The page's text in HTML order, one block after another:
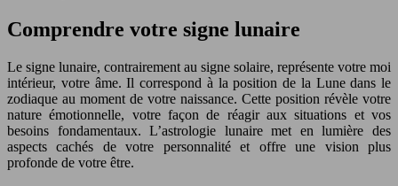
Comprendre votre signe lunaire
Le signe lunaire, contrairement au signe solaire, représente votre moi
intérieur, votre âme. Il correspond à la position de la Lune dans le
zodiaque au moment de votre naissance. Cette position révèle votre
nature émotionnelle, votre façon de réagir aux situations et vos
besoins fondamentaux. L’astrologie lunaire met en lumière des
aspects cachés de votre personnalité et offre une vision plus
profonde de votre être.